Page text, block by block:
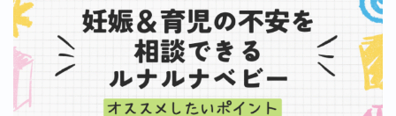
プライバシーポリシー・免責事項